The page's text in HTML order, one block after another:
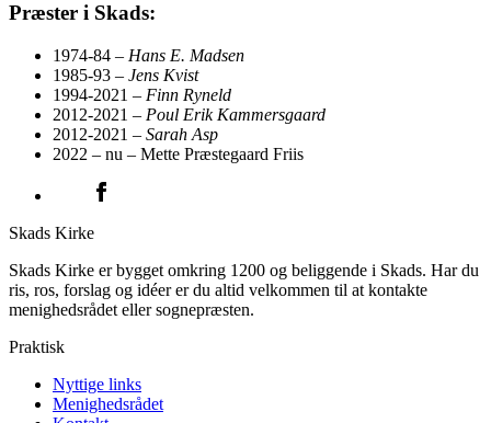
Præster i Skads:
1974-84 – Hans E. Madsen
1985-93 – Jens Kvist
1994-2021 – Finn Ryneld
2012-2021 – Poul Erik Kammersgaard
2012-2021 – Sarah Asp
2022 – nu – Mette Præstegaard Friis
Skads Kirke
Skads Kirke er bygget omkring 1200 og beliggende i Skads. Har du
ris, ros, forslag og idéer er du altid velkommen til at kontakte
menighedsrådet eller sognepræsten.
Praktisk
Nyttige links
Menighedsrådet